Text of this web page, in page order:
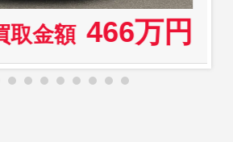
取金額 466万円